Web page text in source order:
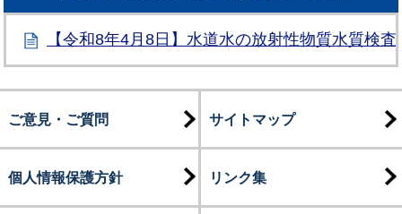
【令和8年4月8日】水道水の放射性物質水質検査
ご意見・ご質問 サイトマップ
個人情報保護方針 リンク集